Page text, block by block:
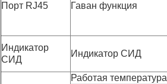
Порт RJ45 Гаван функция
Индикатор
СИД
Индикатор СИД
Работая температура